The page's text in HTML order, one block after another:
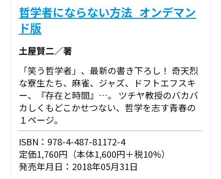
哲学者にならない方法_オンデマン
ド版
土屋賢二／著
「笑う哲学者」、最新の書き下ろし！ 奇天烈
な寮生たち、麻雀、ジャズ、ドフトエフスキ
ー、『存在と時間』…。 ツチヤ教授のバカバ
カしくもどこかせつない、哲学を志す青春の
１ページ。
ISBN：978-4-487-81172-4
定価1,760円（本体1,600円＋税10%）
発売年月日：2018年05月31日